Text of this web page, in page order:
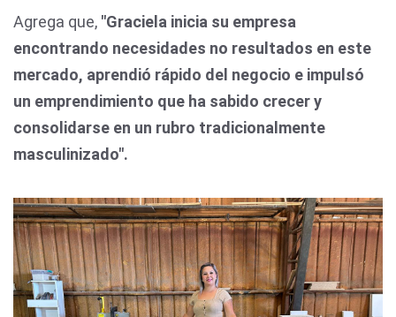
Agrega que, "Graciela inicia su empresa
encontrando necesidades no resultados en este
mercado, aprendió rápido del negocio e impulsó
un emprendimiento que ha sabido crecer y
consolidarse en un rubro tradicionalmente
masculinizado".